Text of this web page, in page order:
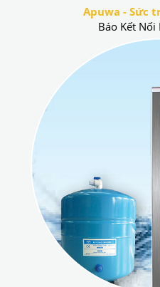
Apuwa - Sức
Báo Kết Nối